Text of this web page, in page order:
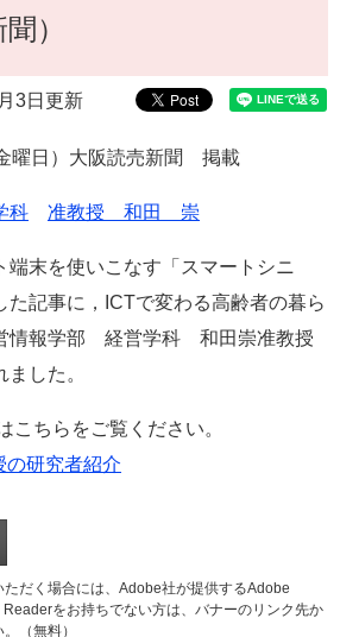
体
すべて ページ
）
3日更新
曜日）大阪読売新聞 掲載
科 准教授 和田 崇
末を使いこなす「スマートシニ
た記事に，ICTで変わる高齢者の暮ら
情報学部 経営学科 和田崇准教授
した。
こちらをご覧ください。
研究者紹介
だく場合には、Adobe社が提供するAdobe
をお持ちでない方は、バナーのリンク先か
（無料）